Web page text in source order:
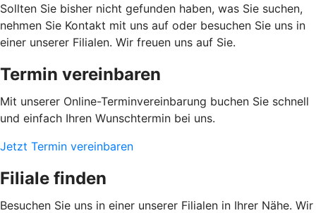
Sollten Sie bisher nicht gefunden haben, was Sie suchen,
nehmen Sie Kontakt mit uns auf oder besuchen Sie uns in
einer unserer Filialen. Wir freuen uns auf Sie.
Termin vereinbaren
Mit unserer Online-Terminvereinbarung buchen Sie schnell
und einfach Ihren Wunschtermin bei uns.
Jetzt Termin vereinbaren
Filiale finden
Besuchen Sie uns in einer unserer Filialen in Ihrer Nähe. Wir